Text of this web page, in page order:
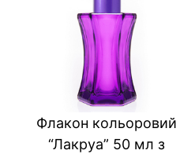
Флакон кольоровий
“Лакруа” 50 мл з